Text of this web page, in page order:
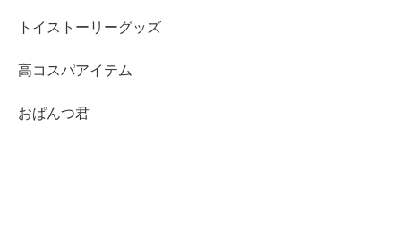
トイストーリーグッズ
高コスパアイテム
おぱんつ君